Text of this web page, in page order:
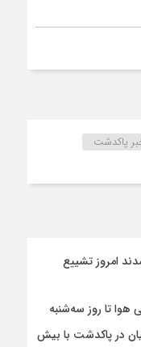
پاکدشت
شدند امروز تشییع
تا روز سه‌شنبه
در پاکدشت با بیش